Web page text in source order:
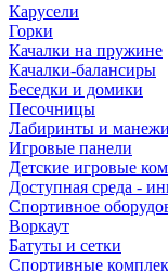
Карусели
Горки
Качалки на пружине
Качалки-балансиры
Беседки и домики
Песочницы
Лабиринты и манежи
Игровые панели
Детские игровые
Доступная среда -
Спортивное
Воркаут
Батуты и сетки
Спортивные